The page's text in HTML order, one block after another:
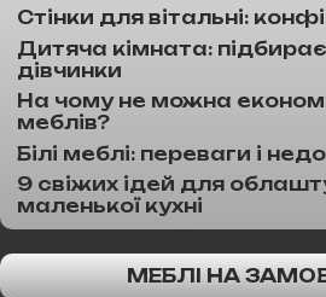
Стінки для вітальні:
Дитяча кімната:
дівчинки
На чому не можна
меблів?
Білі меблі: переваги і
9 свіжих ідей для
маленької кухні
МЕБЛІ НА